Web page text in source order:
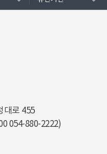
대로 455
054-880-2222)